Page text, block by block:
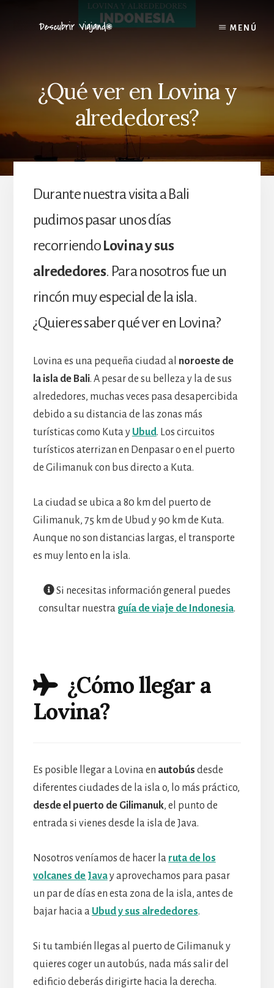
MENÚ
¿Qué ver en Lovina y
alrededores?
Durante nuestra visita a Bali
pudimos pasar unos días
recorriendoLovina y sus
alrededores. Para nosotros fue un
rincón muy especial de la isla.
¿Quieres saber qué ver en Lovina?
Lovina es una pequeña ciudad al noroeste de
la isla de Bali. A pesar de su belleza y la de sus
alrededores, muchas veces pasa desapercibida
debido a su distancia de las zonas más
turísticas como Kuta y Ubud. Los circuitos
turísticos aterrizan en Denpasar o en el puerto
de Gilimanuk con bus directo a Kuta.
La ciudad se ubica a 80 km del puerto de
Gilimanuk, 75 km de Ubud y 90 km de Kuta.
Aunque no son distancias largas, el transporte
es muy lento en la isla.
Si necesitas información general puedes
consultar nuestra guía de viaje de Indonesia.
¿Cómo llegar a
Lovina?
Es posible llegar a Lovina en autobús desde
diferentes ciudades de la isla o, lo más práctico,
desde el puerto de Gilimanuk, el punto de
entrada si vienes desde la isla de Java.
Nosotros veníamos de hacer la ruta de los
volcanes de Javay aprovechamos para pasar
un par de días en esta zona de la isla, antes de
bajar hacia a Ubud y sus alrededores.
Si tu también llegas al puerto de Gilimanuk y
quieres coger un autobús, nada más salir del
edificio deberás dirigirte hacia la derecha.